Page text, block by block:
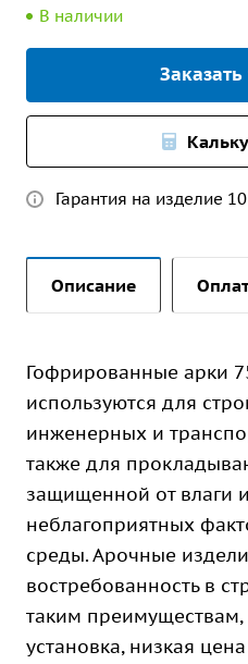
В наличии
Гарантия на изделие
Описание
Гофрированные арки
используются для
инженерных и
также для
защищенной от влаги
неблагоприятных
среды. Арочные
востребованность в
таким преимуществам,
установка, низкая